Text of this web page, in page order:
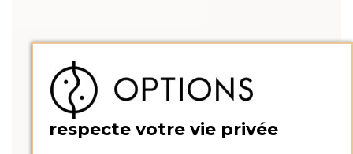
respecte votre vie privée